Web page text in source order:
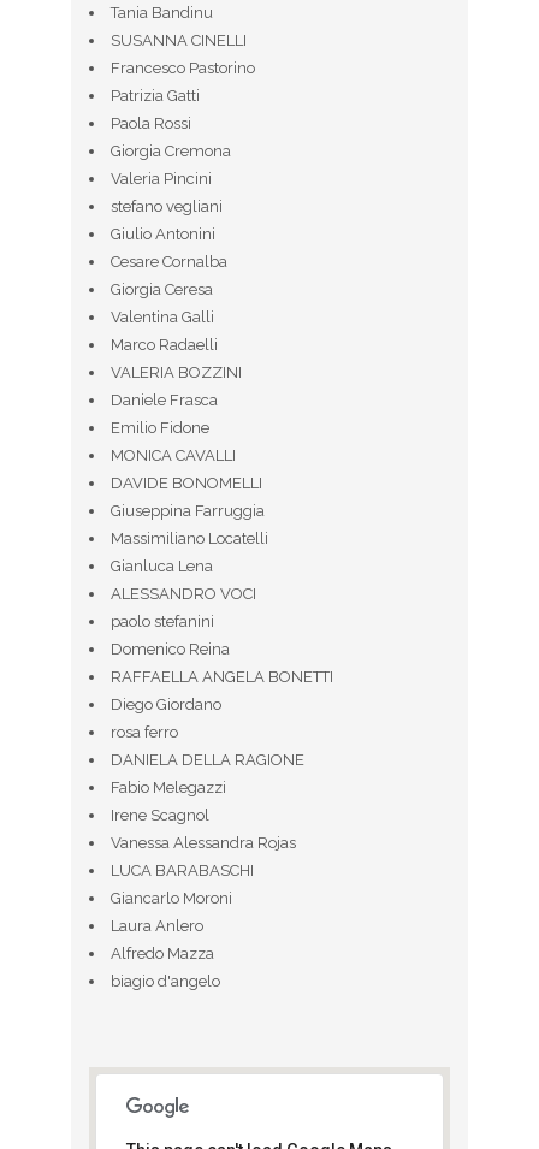
Tania Bandinu
SUSANNA CINELLI
Francesco Pastorino
Patrizia Gatti
Paola Rossi
Giorgia Cremona
Valeria Pincini
stefano vegliani
Giulio Antonini
Cesare Cornalba
Giorgia Ceresa
Valentina Galli
Marco Radaelli
VALERIA BOZZINI
Daniele Frasca
Emilio Fidone
MONICA CAVALLI
DAVIDE BONOMELLI
Giuseppina Farruggia
Massimiliano Locatelli
Gianluca Lena
ALESSANDRO VOCI
paolo stefanini
Domenico Reina
RAFFAELLA ANGELA BONETTI
Diego Giordano
rosa ferro
DANIELA DELLA RAGIONE
Fabio Melegazzi
Irene Scagnol
Vanessa Alessandra Rojas
LUCA BARABASCHI
Giancarlo Moroni
Laura Anlero
Alfredo Mazza
biagio d'angelo